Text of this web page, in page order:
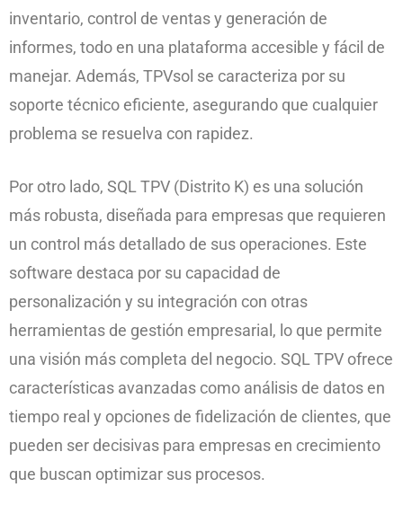
inventario, control de ventas y generación de
informes, todo en una plataforma accesible y fácil de
manejar. Además, TPVsol se caracteriza por su
soporte técnico eficiente, asegurando que cualquier
problema se resuelva con rapidez.
Por otro lado, SQL TPV (Distrito K) es una solución
más robusta, diseñada para empresas que requieren
un control más detallado de sus operaciones. Este
software destaca por su capacidad de
personalización y su integración con otras
herramientas de gestión empresarial, lo que permite
una visión más completa del negocio. SQL TPV ofrece
características avanzadas como análisis de datos en
tiempo real y opciones de fidelización de clientes, que
pueden ser decisivas para empresas en crecimiento
que buscan optimizar sus procesos.